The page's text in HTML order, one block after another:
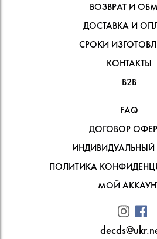
ВОЗВРАТ И
ДОСТАВКА И
СРОКИ
КОНТАКТЫ
В2В
FAQ
ДОГОВОР
ИНДИВИДУАЛЬНЫЙ
ПОЛИТИКА
МОЙ